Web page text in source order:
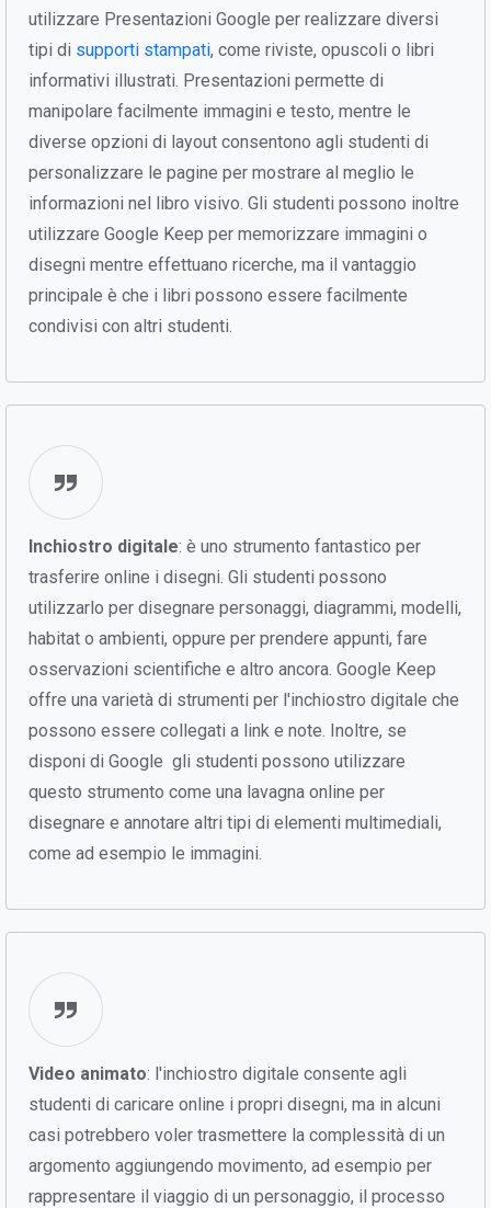
utilizzare Presentazioni Google per realizzare diversi
tipi di supporti stampati, come riviste, opuscoli o libri
informativi illustrati. Presentazioni permette di
manipolare facilmente immagini e testo, mentre le
diverse opzioni di layout consentono agli studenti di
personalizzare le pagine per mostrare al meglio le
informazioni nel libro visivo. Gli studenti possono inoltre
utilizzare Google Keep per memorizzare immagini o
disegni mentre effettuano ricerche, ma il vantaggio
principale è che i libri possono essere facilmente
condivisi con altri studenti.
Inchiostro digitale: è uno strumento fantastico per
trasferire online i disegni. Gli studenti possono
utilizzarlo per disegnare personaggi, diagrammi, modelli,
habitat o ambienti, oppure per prendere appunti, fare
osservazioni scientifiche e altro ancora. Google Keep
offre una varietà di strumenti per l'inchiostro digitale che
possono essere collegati a link e note. Inoltre, se
disponi di Google gli studenti possono utilizzare
questo strumento come una lavagna online per
disegnare e annotare altri tipi di elementi multimediali,
come ad esempio le immagini.
Video animato: l'inchiostro digitale consente agli
studenti di caricare online i propri disegni, ma in alcuni
casi potrebbero voler trasmettere la complessità di un
argomento aggiungendo movimento, ad esempio per
rappresentare il viaggio di un personaggio, il processo